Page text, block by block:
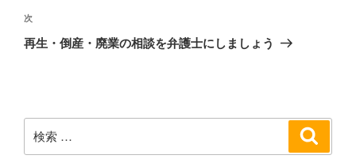
ビ
ゲ
ン
投
稿
次
の
次
再生・倒産・廃業の相談を弁護士にしましょう
索: